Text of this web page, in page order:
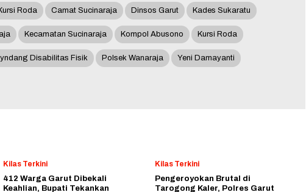
Roda Camat Sucinaraja Dinsos Garut Kades Sukaratu
Kecamatan Sucinaraja Kompol Abusono Kursi Roda
Disabilitas Fisik Polsek Wanaraja Yeni Damayanti
Kilas Terkini
412 Warga Garut Dibekali
Keahlian, Bupati Tekankan
Kilas Terkini
Pengeroyokan Brutal di
Tarogong Kaler, Polres Garut